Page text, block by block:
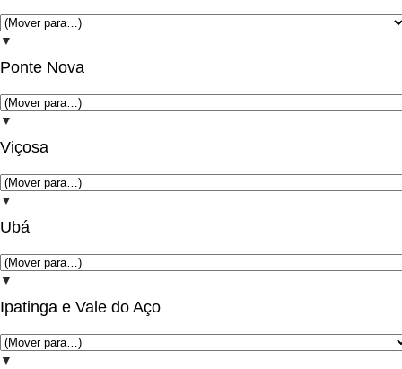
▼
Ponte Nova
▼
Viçosa
▼
Ubá
▼
Ipatinga e Vale do Aço
▼